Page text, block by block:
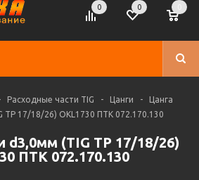
0 0
Расходные части TIG - Цанги -
Цанга
TP 17/18/26) OKL1730 ПТК 072.170.130
d3,0мм (TIG TP 17/18/26)
ПТК 072.170.130